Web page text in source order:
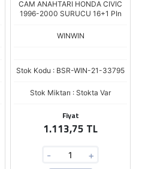
CAM ANAHTARI HONDA CIVIC
1996-2000 SURUCU 16+1 PIn
WINWIN
Stok Kodu : BSR-WIN-21-33795
Stok Miktarı : Stokta Var
Fiyat
1.113,75 TL
- +